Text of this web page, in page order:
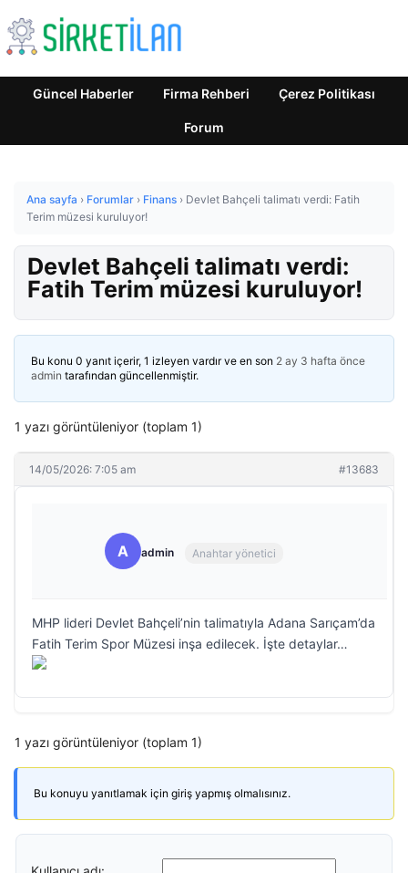
Güncel Haberler Firma Rehberi Çerez Politikası
Forum
Ana sayfa › Forumlar › Finans › Devlet Bahçeli talimatı verdi: Fatih
Terim müzesi kuruluyor!
Devlet Bahçeli talimatı verdi:
Fatih Terim müzesi kuruluyor!
Bu konu 0 yanıt içerir, 1 izleyen vardır ve en son 2 ay 3 hafta önce
admin tarafından güncellenmiştir.
1 yazı görüntüleniyor (toplam 1)
14/05/2026: 7:05 am #13683
A admin Anahtar yönetici
MHP lideri Devlet Bahçeli’nin talimatıyla Adana Sarıçam’da
Fatih Terim Spor Müzesi inşa edilecek. İşte detaylar…
1 yazı görüntüleniyor (toplam 1)
Bu konuyu yanıtlamak için giriş yapmış olmalısınız.